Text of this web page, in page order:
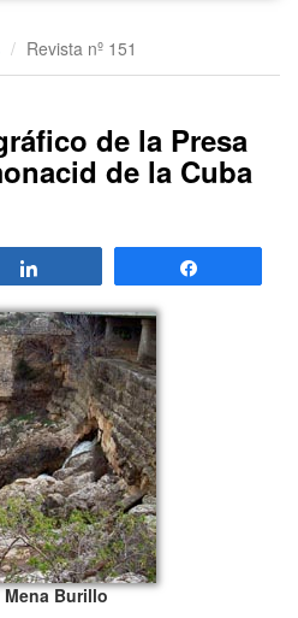
Revista nº 151
de la Presa
de la Cuba
Burillo